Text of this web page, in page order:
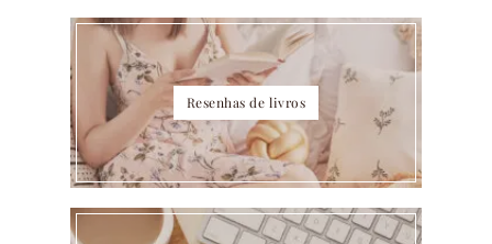
Resenhas de livros